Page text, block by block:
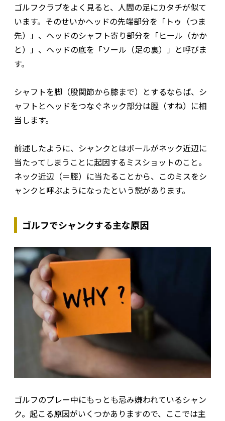
ゴルフクラブをよく見ると、人間の足にカタチが似て
います。そのせいかヘッドの先端部分を「トゥ（つま
先）」、ヘッドのシャフト寄り部分を「ヒール（かか
と）」、ヘッドの底を「ソール（足の裏）」と呼びま
す。
シャフトを脚（股関節から膝まで）とするならば、シ
ャフトとヘッドをつなぐネック部分は脛（すね）に相
当します。
前述したように、シャンクとはボールがネック近辺に
当たってしまうことに起因するミスショットのこと。
ネック近辺（＝脛）に当たることから、このミスをシ
ャンクと呼ぶようになったという説があります。
ゴルフでシャンクする主な原因
ゴルフのプレー中にもっとも忌み嫌われているシャン
ク。起こる原因がいくつかありますので、ここでは主